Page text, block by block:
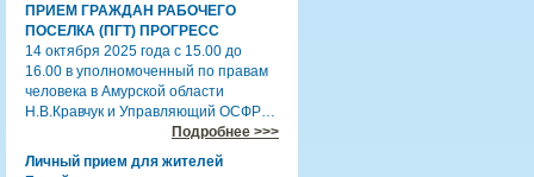
ПРИЕМ ГРАЖДАН РАБОЧЕГО
ПОСЕЛКА (ПГТ) ПРОГРЕСС
14 октября 2025 года с 15.00 до
16.00 в уполномоченный по правам
человека в Амурской области
Н.В.Кравчук и Управляющий ОСФР…
Подробнее >>>
Личный прием для жителей